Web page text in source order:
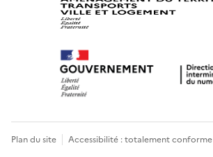
Plan du site Accessibilité : totalement conforme